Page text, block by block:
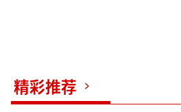
精彩推荐